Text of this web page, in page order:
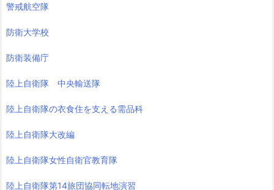
警戒航空隊
防衛大学校
防衛装備庁
陸上自衛隊 中央輸送隊
陸上自衛隊の衣食住を支える需品科
陸上自衛隊大改編
陸上自衛隊女性自衛官教育隊
陸上自衛隊第14旅団協同転地演習